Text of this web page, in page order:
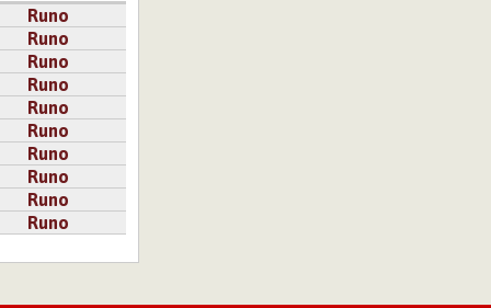
Runo
Runo
Runo
Runo
Runo
Runo
Runo
Runo
Runo
Runo